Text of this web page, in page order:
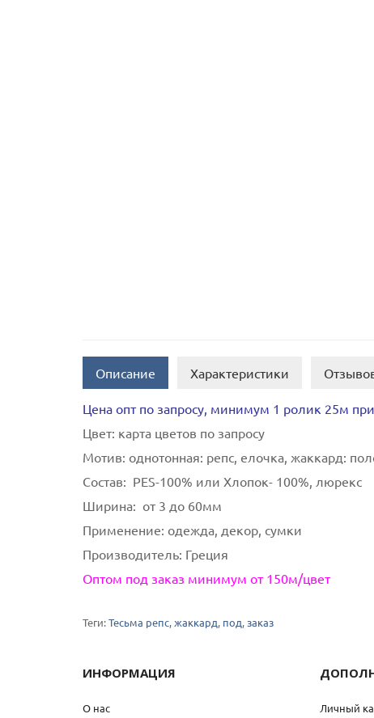
Описание Характеристики
Цена опт по запросу, минимум 1 ролик 25м
Цвет: карта цветов по запросу
Мотив: однотонная: репс, елочка, жаккард:
Состав: PES-100% или Хлопок- 100%, люрекс
Ширина: от 3 до 60мм
Применение: одежда, декор, сумки
Производитель: Греция
Оптом под заказ минимум от 150м/цвет
Теги:Тесьма репс,жаккард, под,заказ
ИНФОРМАЦИЯ
О нас
Личный